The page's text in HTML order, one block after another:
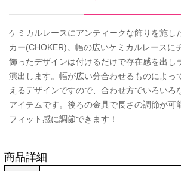
ケミカルレースにアンティークな飾りを施し
カー(CHOKER)。幅の広いケミカルレースに
飾ったデザインは付けるだけで存在感を出し
演出します。幅が広い分合わせるものによっ
えるデザインですので、合わせ方でいろいろ
アイテムです。後ろの金具で長さの調節が可
フィット感に調節できます！
商品詳細